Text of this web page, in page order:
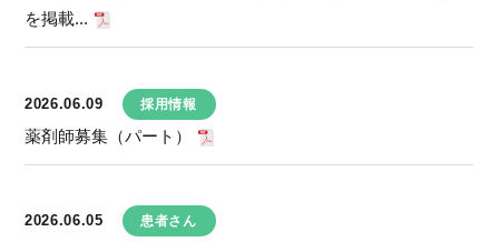
を掲載...
2026.06.09 採用情報
薬剤師募集（パート）
2026.06.05 患者さん